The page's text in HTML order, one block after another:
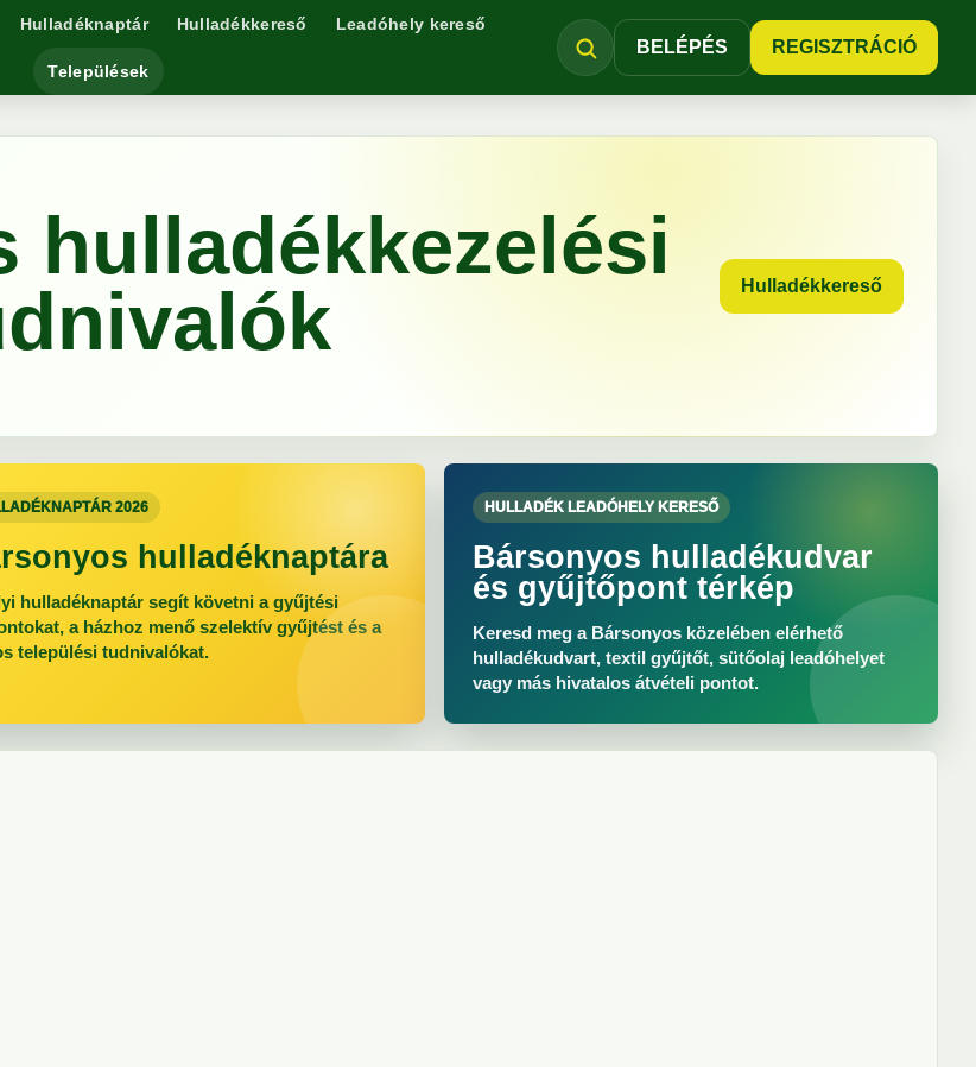
Hulladéknaptár Hulladékkereső Leadóhely kereső
Települések
BELÉPÉS REGISZTRÁCIÓ
hulladékkezelési
Hulladékkereső
2026
hulladéknaptára
hulladéknaptár segít követni a gyűjtési
a házhoz menő szelektív gyűjtést és a
települési tudnivalókat.
HULLADÉK LEADÓHELY KERESŐ
Bársonyos hulladékudvar
és gyűjtőpont térkép
Keresd meg a Bársonyos közelében elérhető
hulladékudvart, textil gyűjtőt, sütőolaj leadóhelyet
vagy más hivatalos átvételi pontot.